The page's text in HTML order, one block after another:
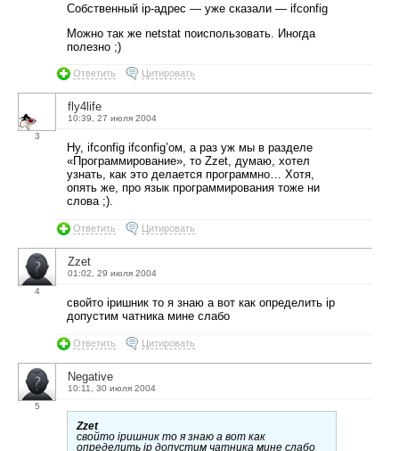
Собственный ip-адрес — уже сказали — ifconfig
Можно так же netstat поиспользовать. Иногда
полезно ;)
Ответить Цитировать
3
fly4life
10:39, 27 июля 2004
Ну, ifconfig ifconfig’ом, а раз уж мы в разделе
«Программирование», то Zzet, думаю, хотел
узнать, как это делается программно… Хотя,
опять же, про язык программирования тоже ни
слова ;).
Ответить Цитировать
4
Zzet
01:02, 29 июля 2004
свойто ipишник то я знаю а вот как определить ip
допустим чатника мине слабо
Ответить Цитировать
5
Negative
10:11, 30 июля 2004
Zzet
свойто ipишник то я знаю а вот как
определить ip допустим чатника мине слабо